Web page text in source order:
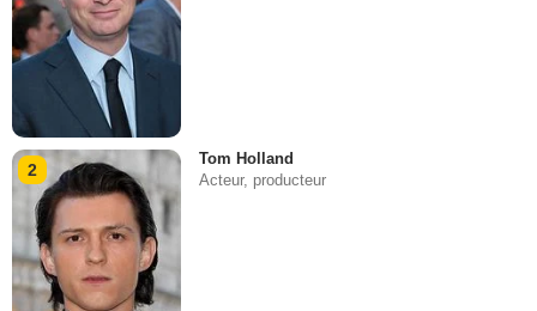
2
Tom Holland
Acteur, producteur